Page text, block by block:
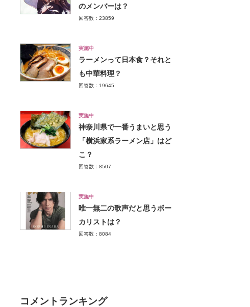
のメンバーは？
回答数：23859
実施中
ラーメンって日本食？それと
も中華料理？
回答数：19645
実施中
神奈川県で一番うまいと思う
「横浜家系ラーメン店」はど
こ？
回答数：8507
実施中
唯一無二の歌声だと思うボー
カリストは？
回答数：8084
コメントランキング